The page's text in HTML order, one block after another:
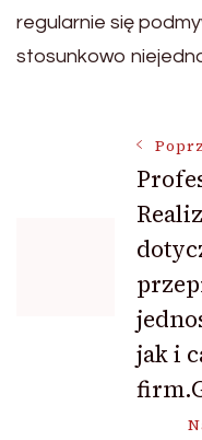
regularnie się
stosunkowo
wpisu
jak i